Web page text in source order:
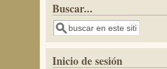
Buscar...
Buscar
Inicio de sesión